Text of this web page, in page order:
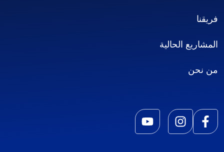
فريقنا
المشاريع الحالية
من نحن